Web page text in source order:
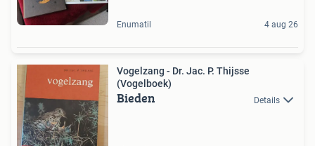
Enumatil 4 aug 26
Vogelzang - Dr. Jac. P. Thijsse
(Vogelboek)
Bieden Details